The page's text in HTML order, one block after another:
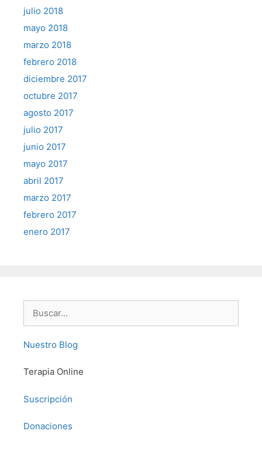
julio 2018
mayo 2018
marzo 2018
febrero 2018
diciembre 2017
octubre 2017
agosto 2017
julio 2017
junio 2017
mayo 2017
abril 2017
marzo 2017
febrero 2017
enero 2017
Nuestro Blog
Terapia Online
Suscripción
Donaciones